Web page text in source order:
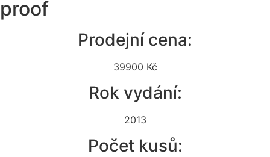
proof
Prodejní cena:
39900 Kč
Rok vydání:
2013
Počet kusů: